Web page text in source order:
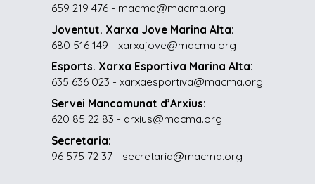
659 219 476 - macma@macma.org
Joventut. Xarxa Jove Marina Alta:
680 516 149 - xarxajove@macma.org
Esports. Xarxa Esportiva Marina Alta:
635 636 023 - xarxaesportiva@macma.org
Servei Mancomunat d’Arxius:
620 85 22 83 - arxius@macma.org
Secretaria:
96 575 72 37 - secretaria@macma.org